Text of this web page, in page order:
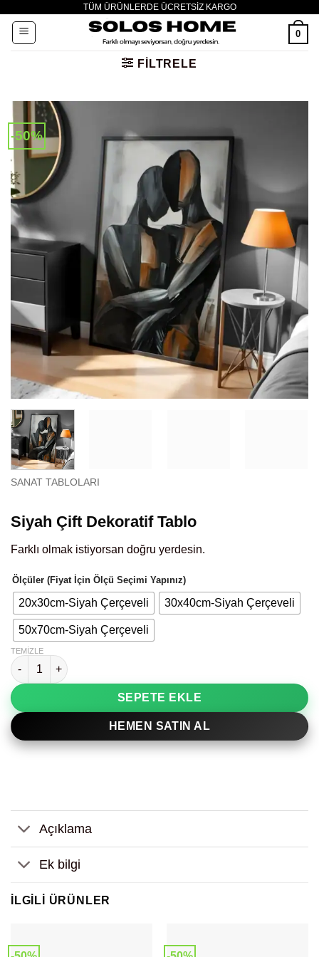
atla
TÜM ÜRÜNLERDE ÜCRETSİZ KARGO
0
FILTRELE
-50%
SANAT TABLOLARI
Siyah Çift Dekoratif Tablo
Farklı olmak istiyorsan doğru yerdesin.
Ölçüler (Fiyat İçin Ölçü Seçimi Yapınız)
20x30cm-Siyah Çerçeveli 30x40cm-Siyah Çerçeveli
50x70cm-Siyah Çerçeveli
TEMIZLE
Siyah Çift Dekoratif Tablo adet
SEPETE EKLE
HEMEN SATIN AL
Açıklama
Ek bilgi
İLGILI ÜRÜNLER